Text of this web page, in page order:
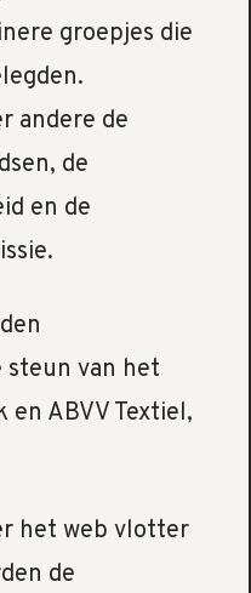
groepjes die
andere de
de
en de
steun van het
en ABVV Textiel,
het web vlotter
de